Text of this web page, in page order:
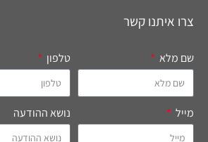
צרו איתנו קשר
שם מלא טלפון
מייל נושא ההודעה